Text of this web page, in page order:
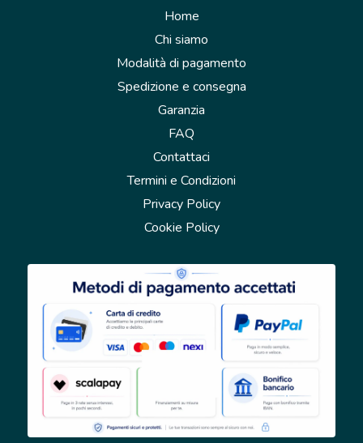
Home
Chi siamo
Modalità di pagamento
Spedizione e consegna
Garanzia
FAQ
Contattaci
Termini e Condizioni
Privacy Policy
Cookie Policy